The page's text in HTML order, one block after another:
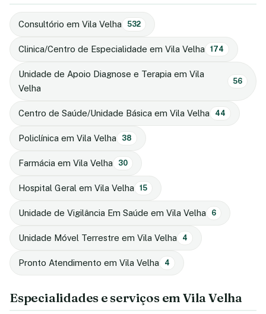
Consultório em Vila Velha 532
Clinica/Centro de Especialidade em Vila Velha 174
Unidade de Apoio Diagnose e Terapia em Vila
Velha
56
Centro de Saúde/Unidade Básica em Vila Velha 44
Policlínica em Vila Velha 38
Farmácia em Vila Velha 30
Hospital Geral em Vila Velha 15
Unidade de Vigilância Em Saúde em Vila Velha 6
Unidade Móvel Terrestre em Vila Velha 4
Pronto Atendimento em Vila Velha 4
Especialidades e serviços em Vila Velha